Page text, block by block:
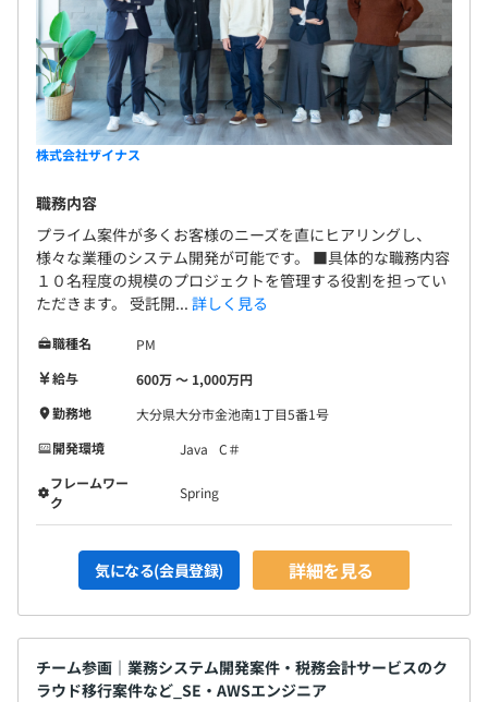
株式会社ザイナス
職務内容
プライム案件が多くお客様のニーズを直にヒアリングし、
様々な業種のシステム開発が可能です。 ■具体的な職務内容
１０名程度の規模のプロジェクトを管理する役割を担ってい
ただきます。 受託開... 詳しく見る
職種名
PM
給与
600万 〜 1,000万円
勤務地
大分県大分市金池南1丁目5番1号
開発環境
Java
C＃
フレームワー
ク
Spring
気になる(会員登録) 詳細を見る
チーム参画｜業務システム開発案件・税務会計サービスのク
ラウド移行案件など_SE・AWSエンジニア